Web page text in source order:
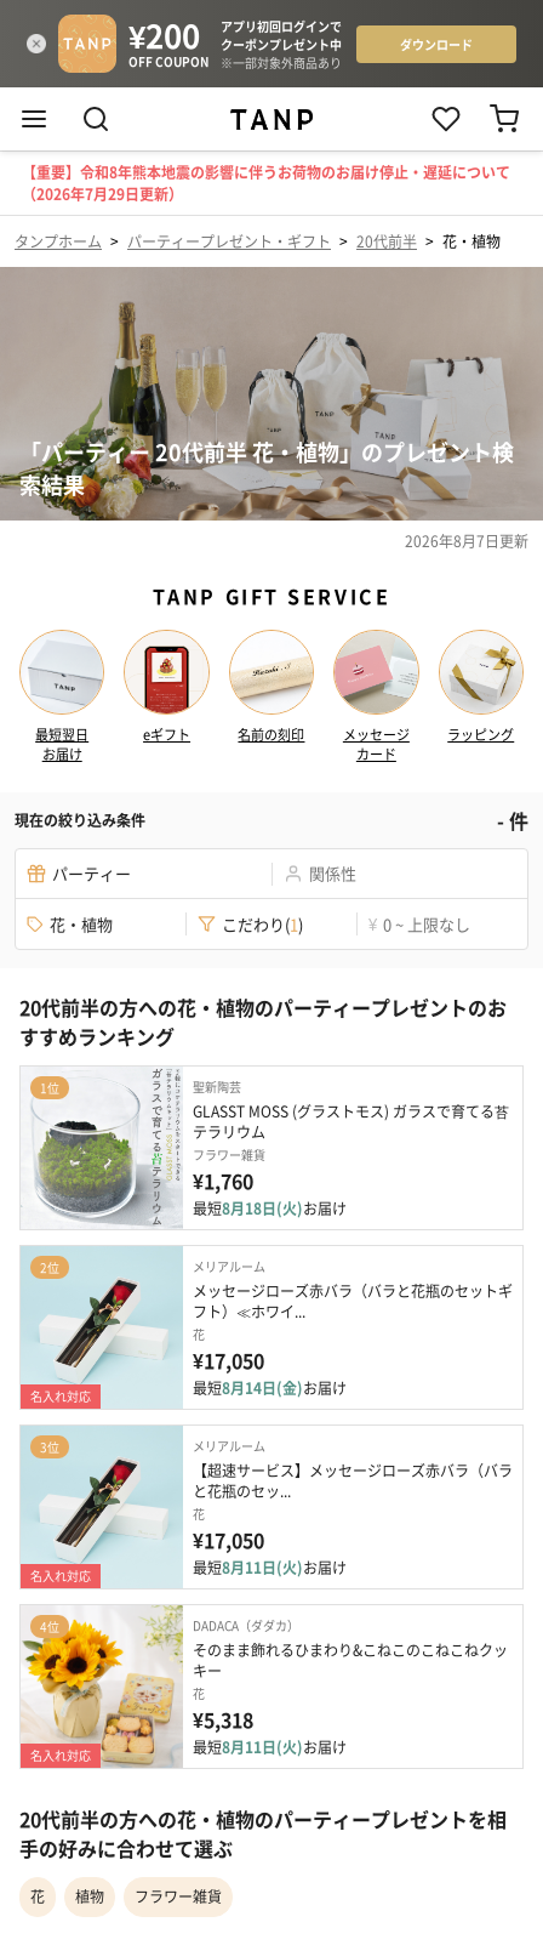
【重要】令和8年熊本地震の影響に伴うお荷物のお届け停止・遅延について
（2026年7月29日更新）
タンプホーム > パーティープレゼント・ギフト > 20代前半 > 花・植物
「パーティー 20代前半 花・植物」のプレゼント検
索結果
2026年8月7日更新
TANP GIFT SERVICE
最短翌日
お届け
eギフト 名前の刻印
メッセージ
カード
ラッピング
現在の絞り込み条件 -件
パーティー 関係性
花・植物 こだわり(1) ¥ 0 ~ 上限なし
20代前半の方への花・植物のパーティープレゼントのお
すすめランキング
1位 聖新陶芸
GLASST MOSS (グラストモス) ガラスで育てる苔
テラリウム
フラワー雑貨
¥1,760
最短8月18日(火)お届け
2位
名入れ対応
メリアルーム
メッセージローズ赤バラ（バラと花瓶のセットギ
フト）≪ホワイ...
花
¥17,050
最短8月14日(金)お届け
3位
名入れ対応
メリアルーム
【超速サービス】メッセージローズ赤バラ（バラ
と花瓶のセッ...
花
¥17,050
最短8月11日(火)お届け
4位
名入れ対応
DADACA（ダダカ）
そのまま飾れるひまわり&こねこのこねこねクッ
キー
花
¥5,318
最短8月11日(火)お届け
20代前半の方への花・植物のパーティープレゼントを相
手の好みに合わせて選ぶ
花 植物 フラワー雑貨